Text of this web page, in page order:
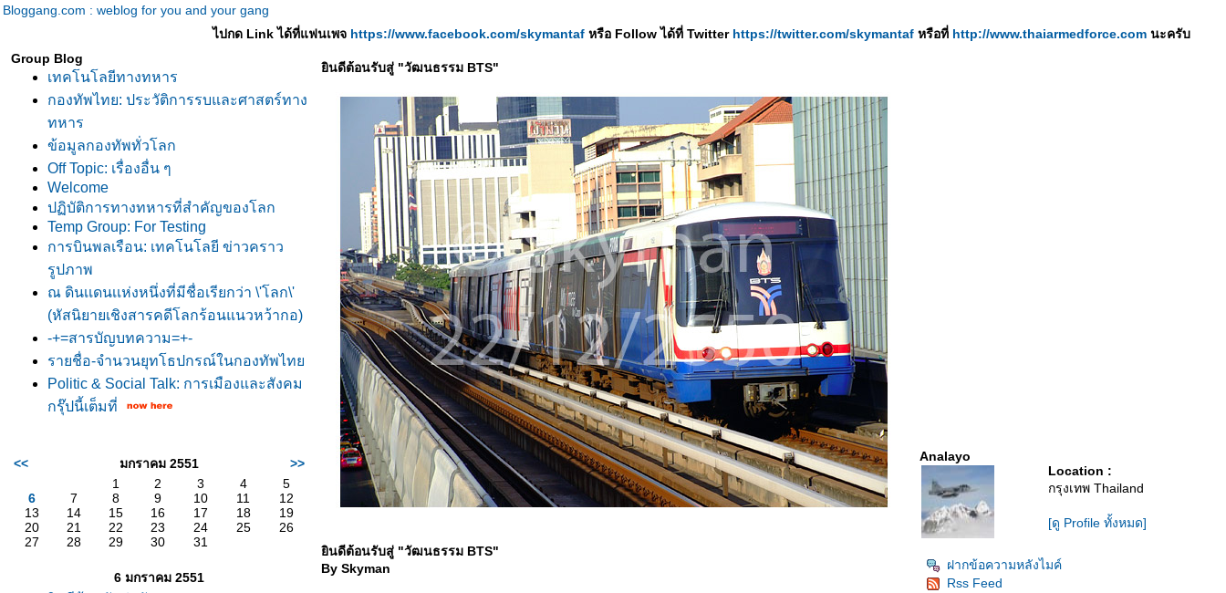
Bloggang.com : weblog for you and your gang
ไปกด Link ได้ที่แฟนเพจ https://www.facebook.com/skymantafหรือ Follow ได้ที่ Twitter https://twitter.com/skymantafหรือที่ http://www.thaiarmedforce.comนะครับ
Group Blog
เทคโนโลยีทางทหาร
กองทัพไทย: ประวัติการรบและศาสตร์ทาง
ทหาร
ข้อมูลกองทัพทั่วโลก
Off Topic: เรื่องอื่น ๆ
Welcome
ปฏิบัติการทางทหารที่สำคัญของโลก
Temp Group: For Testing
การบินพลเรือน: เทคโนโลยี ข่าวคราว
รูปภาพ
ณ ดินเเดนเเห่งหนึ่งที่มีชื่อเรียกว่า \'โลก\'
(หัสนิยายเชิงสารคดีโลกร้อนแนวหว้ากอ)
-+=สารบัญบทความ=+-
รายชื่อ-จำนวนยุทโธปกรณ์ในกองทัพไท
Politic & Social Talk: การเมืองและสังคม
กรุ๊ปนี้เต็มที่
<< มกราคม 2551
>>
1
2 3 4
5
6
7 8 9 10 11
12
13
14 15 16 17 18
19
20
21 22 23 24 25
26
27
28 29 30 31
6 มกราคม 2551
ินดีต้อนรับสู่ "วัฒนธรรม BTS"
ินดีต้อนรับสู่ "วัฒนธรรม BTS"
By Skyman
Analayo
Location :
กรุงเทพ Thailand
[ดู Profile ทั้งหมด]
ฝากข้อความหลังไมค์
Rss Feed